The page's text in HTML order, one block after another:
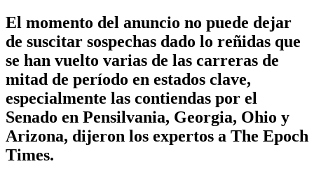
El momento del anuncio no puede dejar
de suscitar sospechas dado lo reñidas que
se han vuelto varias de las carreras de
mitad de período en estados clave,
especialmente las contiendas por el
Senado en Pensilvania, Georgia, Ohio y
Arizona, dijeron los expertos a The Epoch
Times.